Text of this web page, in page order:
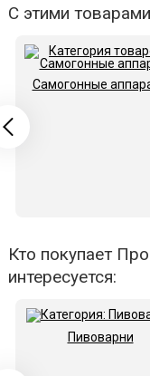
С этими
Самогонные
Кто покупает
интересуется:
Пивоварни